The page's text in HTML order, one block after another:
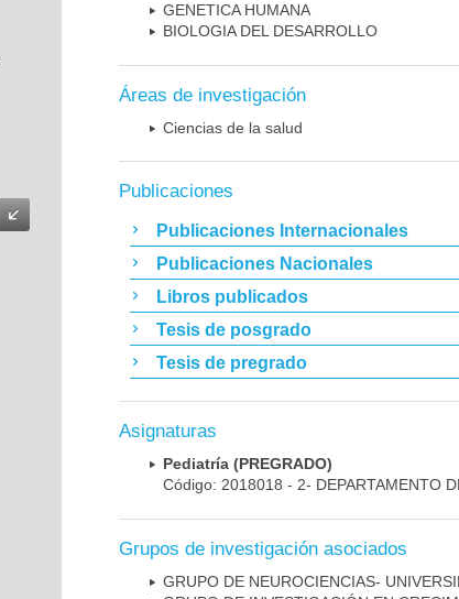
GENETICA HUMANA
BIOLOGIA DEL DESARROLLO
Áreas de investigación
Ciencias de la salud
Publicaciones
Publicaciones Internacionales
Publicaciones Nacionales
Libros publicados
Tesis de posgrado
Tesis de pregrado
Asignaturas
Pediatría (PREGRADO)
Código: 2018018 - 2- DEPARTAMENTO
Grupos de investigación asociados
GRUPO DE NEUROCIENCIAS-